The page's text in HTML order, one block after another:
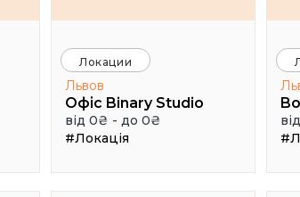
Локации
Львов
Офіс Binary Studio
від 0₴ - до 0₴
#Локація